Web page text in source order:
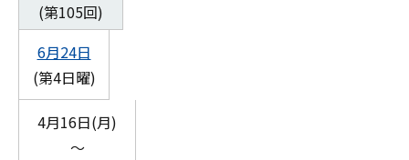
(第105回)
6月24日
(第4日曜)
4月16日(月)
～